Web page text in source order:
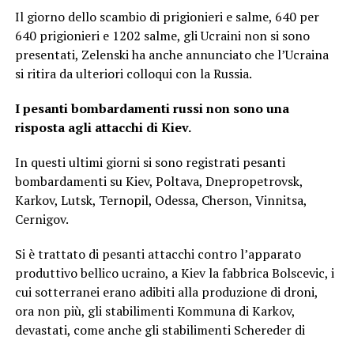
Il giorno dello scambio di prigionieri e salme, 640 per
640 prigionieri e 1202 salme, gli Ucraini non si sono
presentati, Zelenski ha anche annunciato che l’Ucraina
si ritira da ulteriori colloqui con la Russia.
I pesanti bombardamenti russi non sono una
risposta agli attacchi di Kiev.
In questi ultimi giorni si sono registrati pesanti
bombardamenti su Kiev, Poltava, Dnepropetrovsk,
Karkov, Lutsk, Ternopil, Odessa, Cherson, Vinnitsa,
Cernigov.
Si è trattato di pesanti attacchi contro l’apparato
produttivo bellico ucraino, a Kiev la fabbrica Bolscevic, i
cui sotterranei erano adibiti alla produzione di droni,
ora non più, gli stabilimenti Kommuna di Karkov,
devastati, come anche gli stabilimenti Schereder di